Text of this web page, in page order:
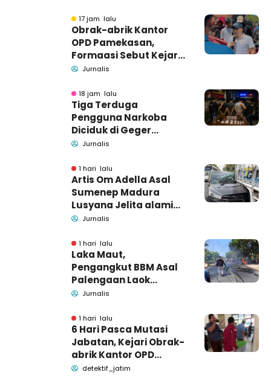
17 jam lalu
Obrak-abrik Kantor
OPD Pamekasan,
Formaasi Sebut Kejari
Pamekasan
Jurnalis
18 jam lalu
Tiga Terduga
Pengguna Narkoba
Diciduk di Geger
Bangkalan, Polisi Masih
Barang Bukti
Jurnalis
1 hari lalu
Artis Om Adella Asal
Sumenep Madura
Lusyana Jelita alami
kecelakaan di Wonogiri
Jurnalis
1 hari lalu
Laka Maut,
Pengangkut BBM Asal
Palengaan Laok
Pamekasan Meninggal
Jurnalis
1 hari lalu
6 Hari Pasca Mutasi
Jabatan, Kejari Obrak-
abrik Kantor OPD
Pemkab Pamekasan
detektif_jatim